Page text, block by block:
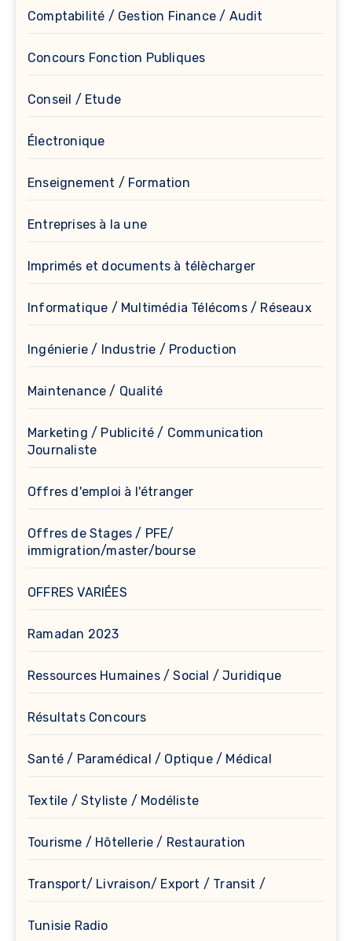
Comptabilité / Gestion Finance / Audit
Concours Fonction Publiques
Conseil / Etude
Électronique
Enseignement / Formation
Entreprises à la une
Imprimés et documents à télècharger
Informatique / Multimédia Télécoms / Réseaux
Ingénierie / Industrie / Production
Maintenance / Qualité
Marketing / Publicité / Communication
Journaliste
Offres d'emploi à l'étranger
Offres de Stages / PFE/
immigration/master/bourse
OFFRES VARIÉES
Ramadan 2023
Ressources Humaines / Social / Juridique
Résultats Concours
Santé / Paramédical / Optique / Médical
Textile / Styliste / Modéliste
Tourisme / Hôtellerie / Restauration
Transport/ Livraison/ Export / Transit /
Tunisie Radio